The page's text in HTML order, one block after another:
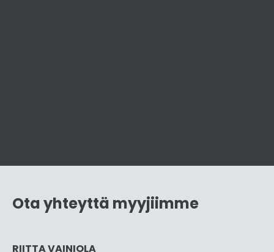
Ota yhteyttä myyjiimme
RIITTA VAINIOLA